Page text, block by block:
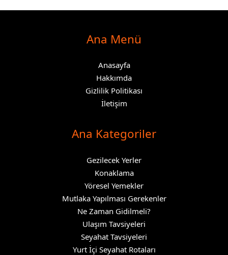
Ana Menü
Anasayfa
Hakkımda
Gizlilik Politikası
İletişim
Ana Kategoriler
Gezilecek Yerler
Konaklama
Yöresel Yemekler
Mutlaka Yapılması Gerekenler
Ne Zaman Gidilmeli?
Ulaşım Tavsiyeleri
Seyahat Tavsiyeleri
Yurt İçi Seyahat Rotaları